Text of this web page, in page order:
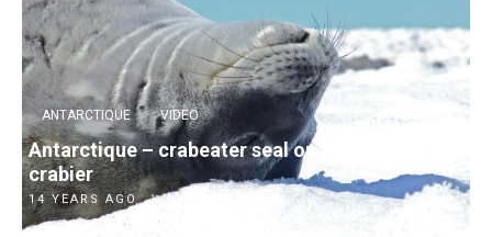
ANTARCTIQUE VIDEO
Antarctique – crabeater seal ou phoque
crabier
14 YEARS AGO